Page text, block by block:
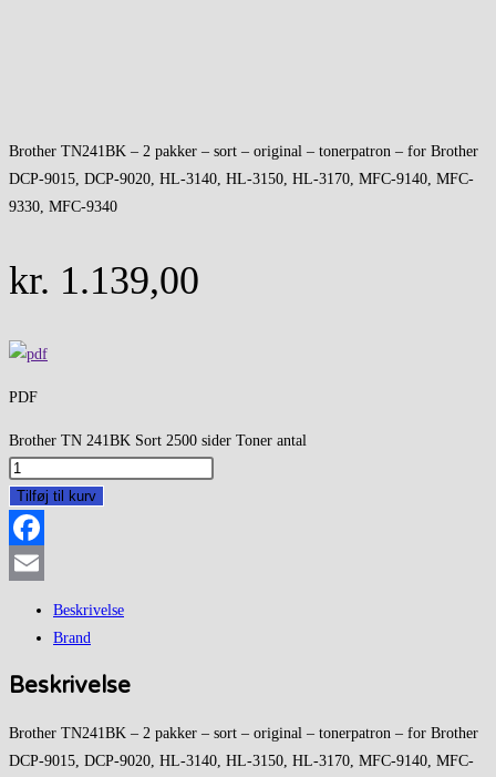
Brother TN241BK – 2 pakker – sort – original – tonerpatron – for Brother
DCP-9015, DCP-9020, HL-3140, HL-3150, HL-3170, MFC-9140, MFC-
9330, MFC-9340
kr. 1.139,00
PDF
Brother TN 241BK Sort 2500 sider Toner antal
Tilføj til kurv
Facebook
Beskrivelse
Brand
Beskrivelse
Brother TN241BK – 2 pakker – sort – original – tonerpatron – for Brother
DCP-9015, DCP-9020, HL-3140, HL-3150, HL-3170, MFC-9140, MFC-